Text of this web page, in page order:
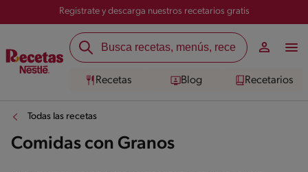
Registrate y descarga nuestros recetarios gratis
Recetas Blog Recetarios
Todas las recetas
Comidas con Granos